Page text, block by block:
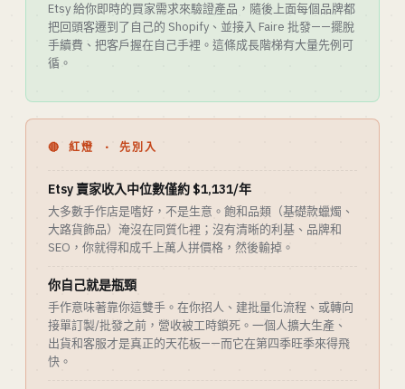
Etsy 給你即時的買家需求來驗證產品，隨後上面每個品牌都
把回頭客遷到了自己的 Shopify、並接入 Faire 批發——擺脫
手續費、把客戶握在自己手裡。這條成長階梯有大量先例可
循。
🔴 紅燈 · 先別入
Etsy 賣家收入中位數僅約 $1,131/年
大多數手作店是嗜好，不是生意。飽和品類（基礎款蠟燭、
大路貨飾品）淹沒在同質化裡；沒有清晰的利基、品牌和
SEO，你就得和成千上萬人拼價格，然後輸掉。
你自己就是瓶頸
手作意味著靠你這雙手。在你招人、建批量化流程、或轉向
接單訂製/批發之前，營收被工時鎖死。一個人擴大生產、
出貨和客服才是真正的天花板——而它在第四季旺季來得飛
快。